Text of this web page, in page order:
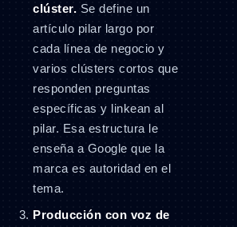
clúster. Se define un
artículo pilar largo por
cada línea de negocio y
varios clústers cortos que
responden preguntas
específicas y linkean al
pilar. Esa estructura le
enseña a Google que la
marca es autoridad en el
tema.
Producción con voz de